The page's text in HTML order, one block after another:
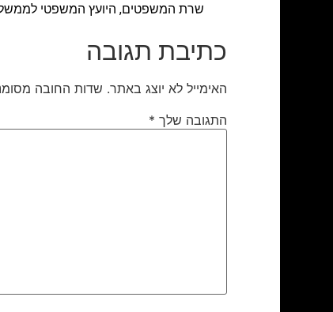
שרת המשפטים, היועץ המשפטי
כתיבת תגובה
האימייל לא יוצג באתר. שדות החובה
התגובה שלך *